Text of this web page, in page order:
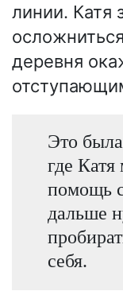
линии. Катя
деревня
Это
где Катя
помощь
дальше
себя.